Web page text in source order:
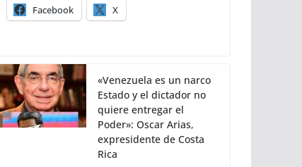
Facebook X
«Venezuela es un narco
Estado y el dictador no
quiere entregar el
Poder»: Oscar Arias,
expresidente de Costa
Rica